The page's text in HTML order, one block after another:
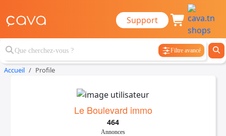
Support
Filtre avancé
Accueil Profile
Le Boulevard immo
464
Annonces